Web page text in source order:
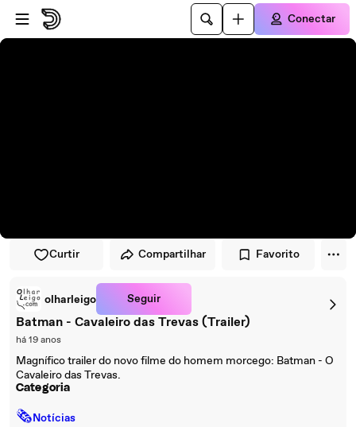
Pular para o player
Ir para o conteúdo principal
Conectar
Curtir Compartilhar Favorito
olharleigo Seguir
Batman - Cavaleiro das Trevas (Trailer)
há 19 anos
Magnífico trailer do novo filme do homem morcego: Batman - O
Cavaleiro das Trevas.
Categoria
🗞Notícias